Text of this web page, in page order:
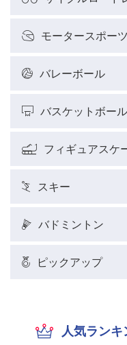
モータースポーツ
バレーボール
バスケットボール
フィギュアスケ
スキー
バドミントン
ピックアップ
人気ランキ